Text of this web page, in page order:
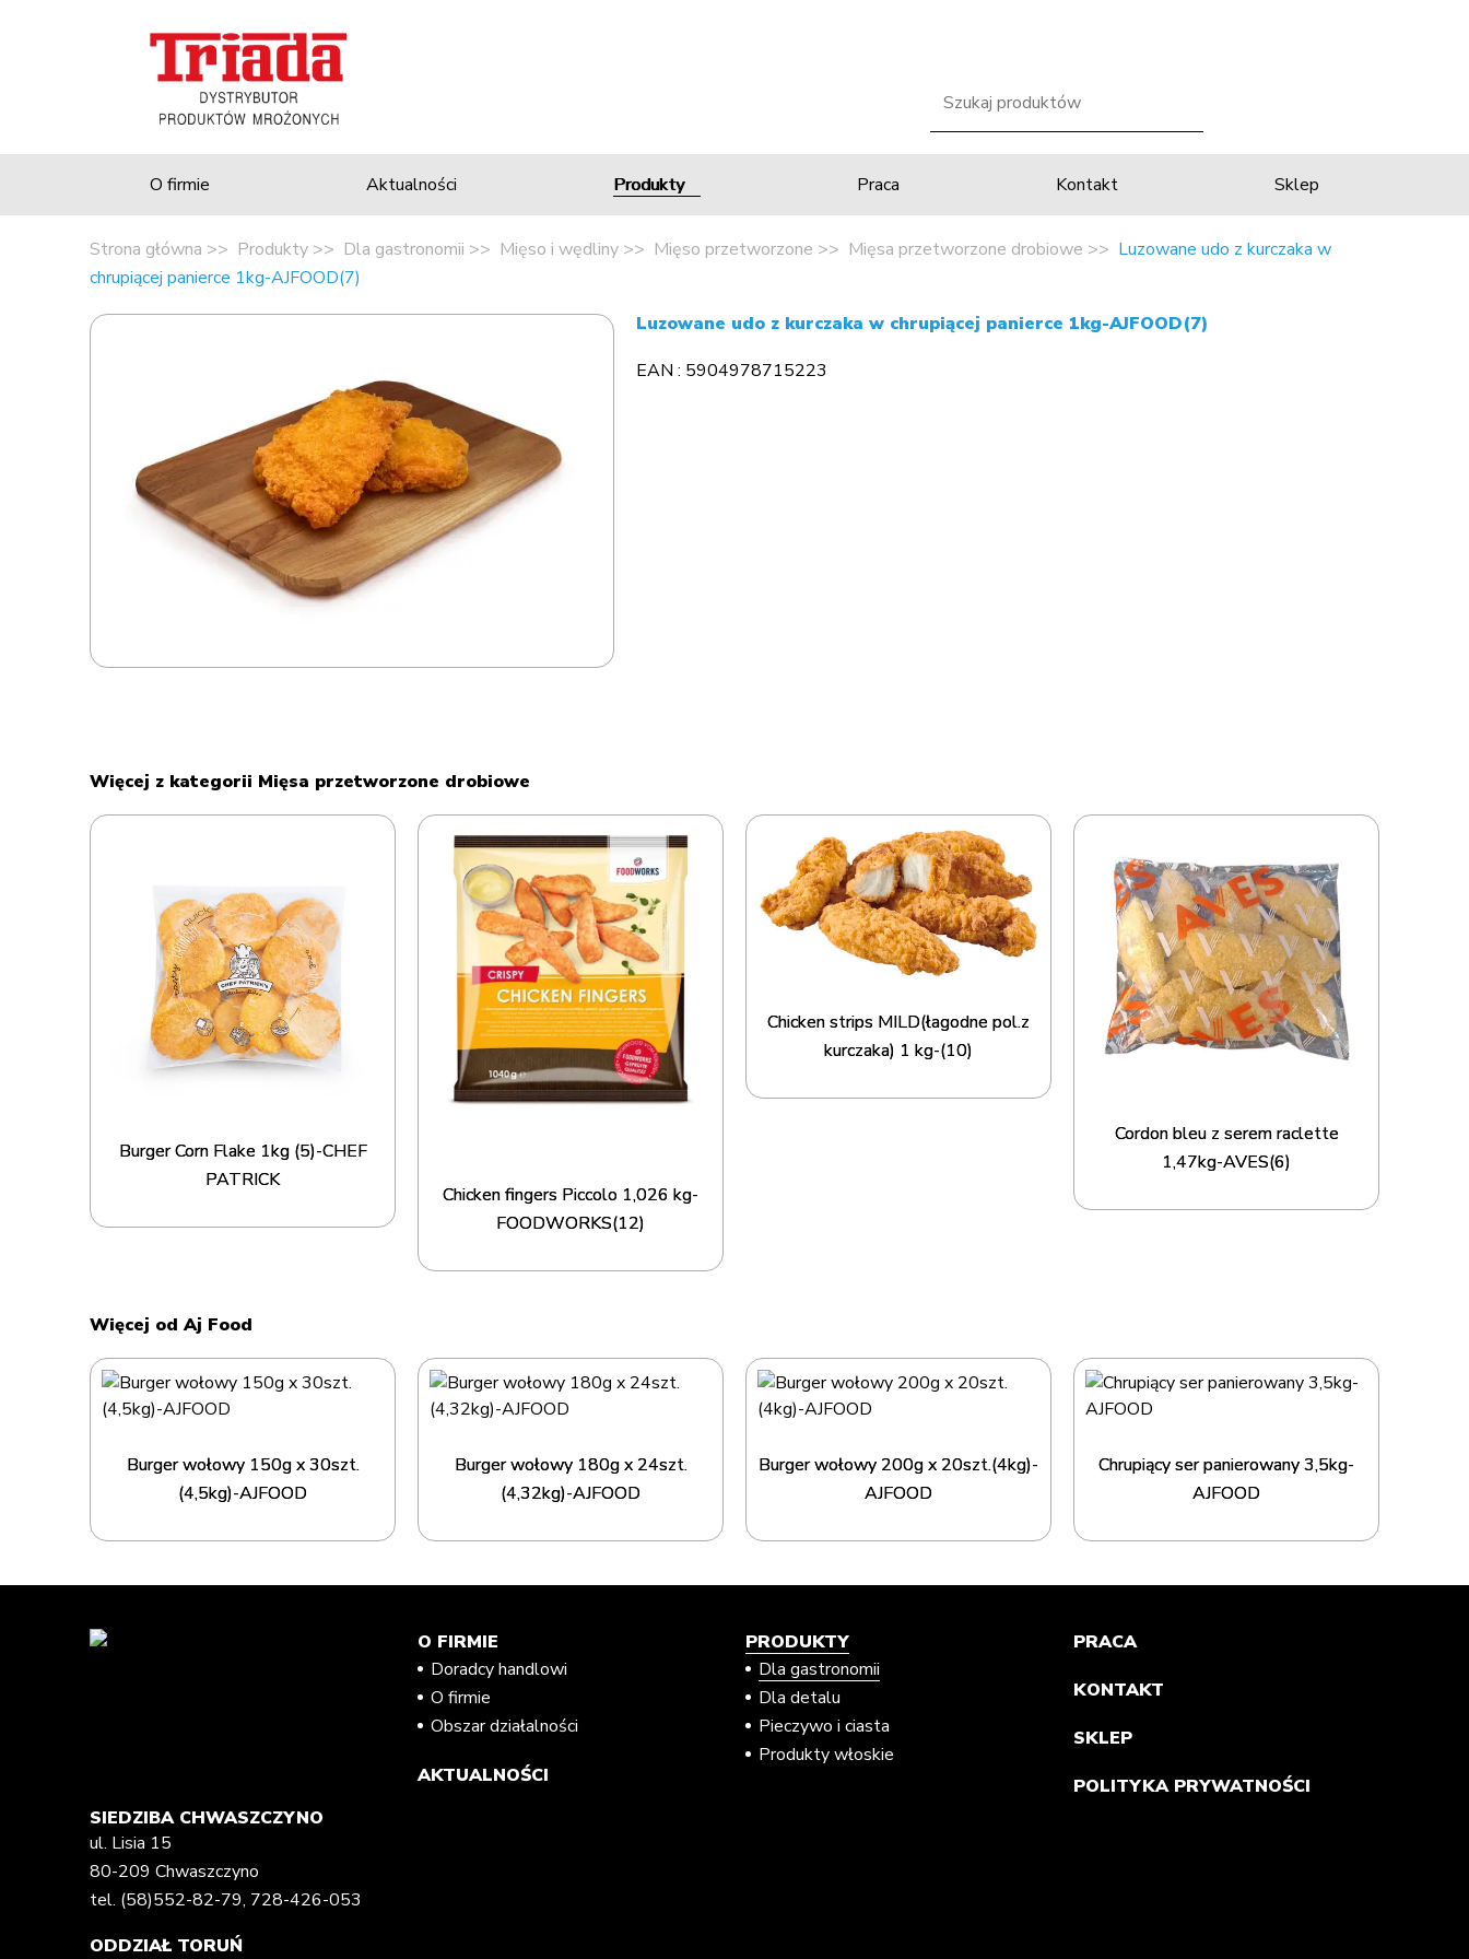
O firmie Aktualności Produkty Praca Kontakt Sklep
Strona główna Produkty Dla gastronomii Mięso i wędliny Mięso przetworzone Mięsa przetworzone drobiowe
Luzowane udo z kurczaka w
chrupiącej panierce 1kg-AJFOOD(7)
Luzowane udo z kurczaka w chrupiącej panierce 1kg-AJFOOD(7)
EAN : 5904978715223
Więcej z kategorii Mięsa przetworzone drobiowe
Burger Corn Flake 1kg (5)-CHEF
PATRICK
Chicken fingers Piccolo 1,026 kg-
FOODWORKS(12)
Chicken strips MILD(łagodne pol.z
kurczaka) 1 kg-(10)
Cordon bleu z serem raclette
1,47kg-AVES(6)
Więcej od Aj Food
Burger wołowy 150g x 30szt.
(4,5kg)-AJFOOD
Burger wołowy 180g x 24szt.
(4,32kg)-AJFOOD
Burger wołowy 200g x 20szt.(4kg)-
AJFOOD
Chrupiący ser panierowany 3,5kg-
AJFOOD
SIEDZIBA CHWASZCZYNO
ul. Lisia 15
80-209 Chwaszczyno
tel. (58)552-82-79, 728-426-053
ODDZIAŁ TORUŃ
O FIRMIE
Doradcy handlowi
O firmie
Obszar działalności
AKTUALNOŚCI
PRODUKTY
Dla gastronomii
Dla detalu
Pieczywo i ciasta
Produkty włoskie
PRACA
KONTAKT
SKLEP
POLITYKA PRYWATNOŚCI